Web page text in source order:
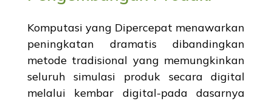
Komputasi yang Dipercepat menawarkan
peningkatan dramatis dibandingkan
metode tradisional yang memungkinkan
seluruh simulasi produk secara digital
melalui kembar digital-pada dasarnya